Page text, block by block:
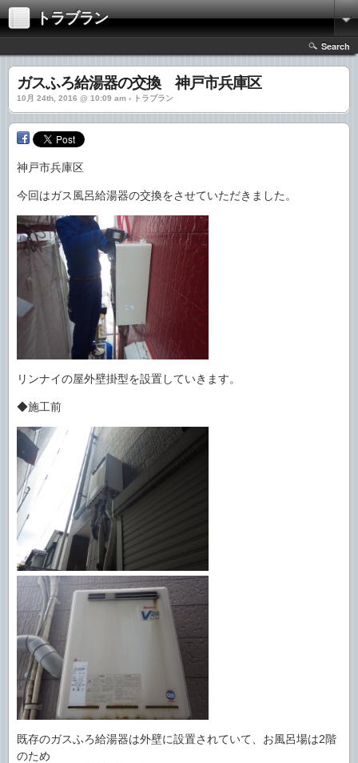
トラブラン
Search
ガスふろ給湯器の交換 神戸市兵庫区
10月 24th, 2016 @ 10:09 am › トラブラン
神戸市兵庫区
今回はガス風呂給湯器の交換をさせていただきました。
リンナイの屋外壁掛型を設置していきます。
◆施工前
既存のガスふろ給湯器は外壁に設置されていて、お風呂場は2階
のため